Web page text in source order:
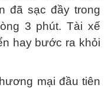
đã sạc đầy trong
3 phút. Tài xế
hay bước ra khỏi
mại đầu tiên